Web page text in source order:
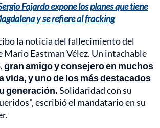
Fajardo expone los planes que tiene
y se refiere al fracking
la noticia del fallecimiento del
Mario Eastman Vélez. Un intachable
gran amigo y consejero en muchos
vida, y uno de los más destacados
generación.Solidaridad con su
escribió el mandatario en su